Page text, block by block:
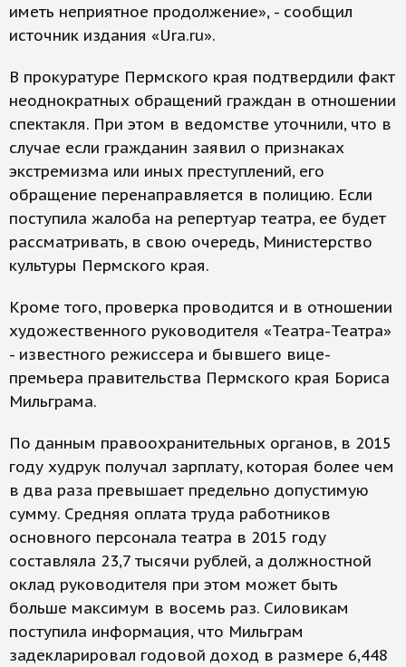
иметь неприятное продолжение», - сообщил
источник издания «Ura.ru».
В прокуратуре Пермского края подтвердили факт
неоднократных обращений граждан в отношении
спектакля. При этом в ведомстве уточнили, что в
случае если гражданин заявил о признаках
экстремизма или иных преступлений, его
обращение перенаправляется в полицию. Если
поступила жалоба на репертуар театра, ее будет
рассматривать, в свою очередь, Министерство
культуры Пермского края.
Кроме того, проверка проводится и в отношении
художественного руководителя «Театра-Театра»
- известного режиссера и бывшего вице-
премьера правительства Пермского края Бориса
Мильграма.
По данным правоохранительных органов, в 2015
году худрук получал зарплату, которая более чем
в два раза превышает предельно допустимую
сумму. Средняя оплата труда работников
основного персонала театра в 2015 году
составляла 23,7 тысячи рублей, а должностной
оклад руководителя при этом может быть
больше максимум в восемь раз. Силовикам
поступила информация, что Мильграм
задекларировал годовой доход в размере 6,448